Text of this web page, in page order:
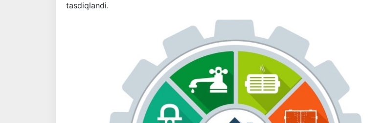
tasdiqlandi.